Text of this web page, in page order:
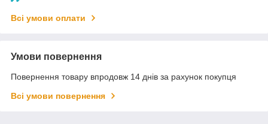
Всі умови оплати
Умови повернення
Повернення товару впродовж 14 днів за рахунок покупця
Всі умови повернення